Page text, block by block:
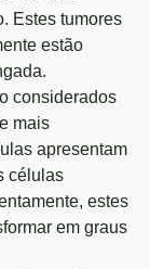
Estes tumores
estão
considerados
mais
apresentam
células
estes
em graus